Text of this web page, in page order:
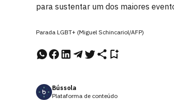
para sustentar um dos maiores
Parada LGBT+ (Miguel Schincariol/AFP)
Bússola
Plataforma de conteúdo